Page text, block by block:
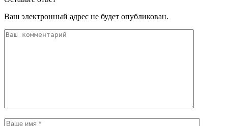
Ваш электронный адрес не будет опубликован.